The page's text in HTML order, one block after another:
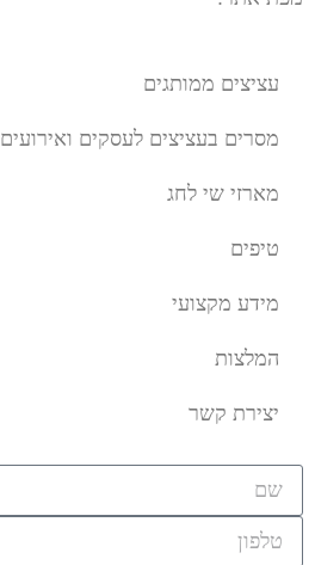
עציצים ממותגים
מסרים בעציצים לעסקים ואירועים
מארזי שי לחג
טיפים
מידע מקצועי
המלצות
יצירת קשר